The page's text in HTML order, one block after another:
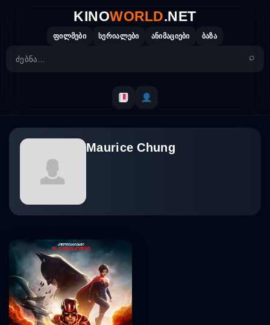
KINOWORLD.NET
ფილმები სერიალები ანიმაციები ბაზა
Maurice Chung